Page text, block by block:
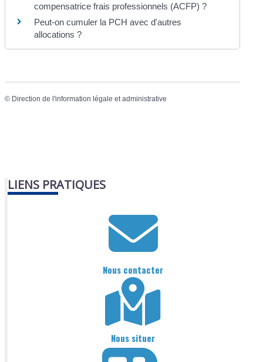
compensatrice frais professionnels (ACFP) ?
Peut-on cumuler la PCH avec d'autres
allocations ?
© Direction de l'information légale et administrative
LIENS PRATIQUES
Nous contacter
Nous situer